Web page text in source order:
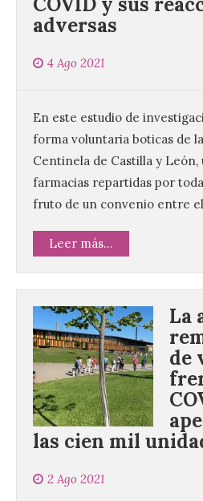
adversas
4 Ago 2021
En este estudio de
forma voluntaria boticas de
Centinela de Castilla y León,
farmacias repartidas por
fruto de un convenio entre
Leer más...
La
de
las cien mil
2 Ago 2021